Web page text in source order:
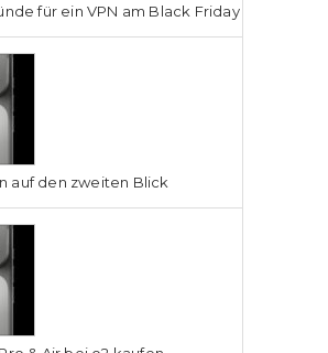
für ein VPN am Black Friday
auf den zweiten Blick